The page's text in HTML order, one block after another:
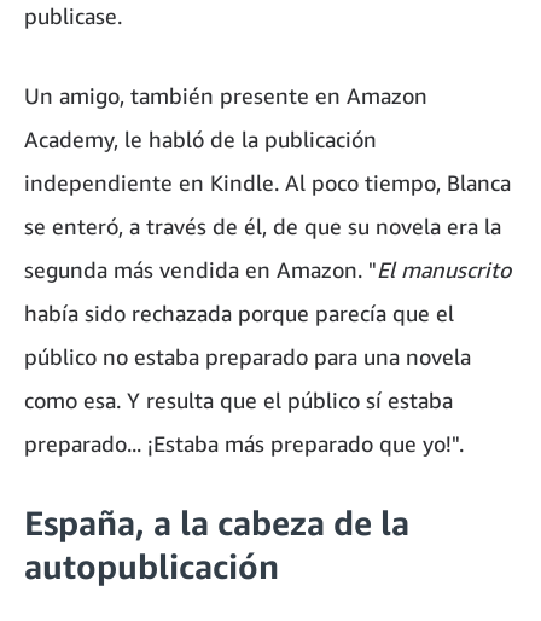
publicase.
Un amigo, también presente en Amazon
Academy, le habló de la publicación
independiente en Kindle. Al poco tiempo, Blanca
se enteró, a través de él, de que su novela era la
segunda más vendida en Amazon. "El manuscrito
había sido rechazada porque parecía que el
público no estaba preparado para una novela
como esa. Y resulta que el público sí estaba
preparado... ¡Estaba más preparado que yo!".
España, a la cabeza de la
autopublicación